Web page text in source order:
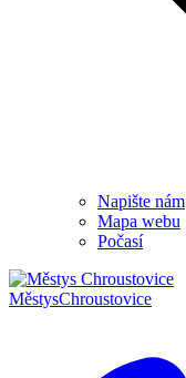
Napište nám
Mapa webu
Počasí
MěstysChroustovice